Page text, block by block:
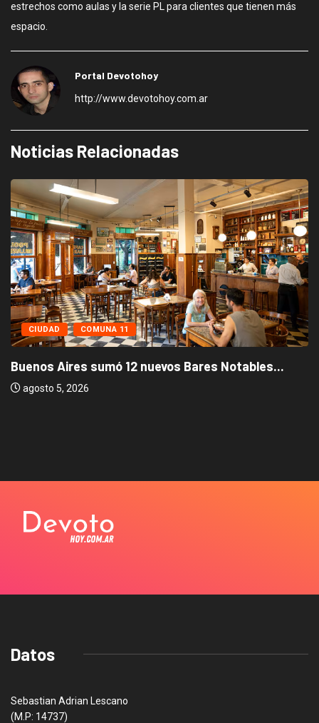
estrechos como aulas y la serie PL para clientes que tienen más
espacio.
Portal Devotohoy
http://www.devotohoy.com.ar
Noticias Relacionadas
CIUDAD COMUNA 11
Buenos Aires sumó 12 nuevos Bares Notables...
agosto 5, 2026
Datos
Sebastian Adrian Lescano
(M.P: 14737)